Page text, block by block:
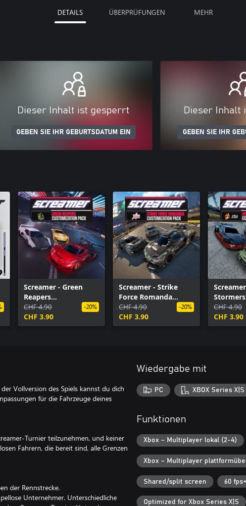
DETAILS ÜBERPRÜFUNGEN MEHR
Dieser Inhalt ist gesperrt
GEBEN SIE IHR GEBURTSDATUM EIN
Dieser Inhalt
GEBEN SIE IHR
Screamer - Green
Reapers
Customization Pack
CHF 4.90
CHF 3.90
-20%
Screamer - Strike
Force Romanda
Customization Pack
CHF 4.90
CHF 3.90
-20%
Stormers
CHF 4.90
CHF 3.90
Vollversion des Spiels kannst du dich
für die Fahrzeuge deines
Turnier teilzunehmen, und keiner
Fahrern, die bereit sind, alle Grenzen
der Rennstrecke.
Unternehmer. Unterschiedliche
Wiedergabe mit
PC XBOX Series X|S
Funktionen
Xbox – Multiplayer lokal (2-4)
Xbox – Multiplayer
Shared/split screen 60 fps+
Optimized for Xbox Series X|S